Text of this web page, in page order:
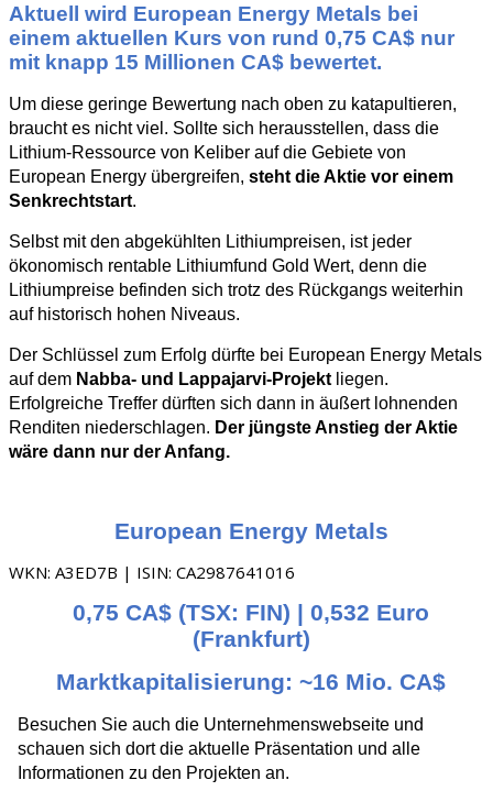
Aktuell wird European Energy Metals bei
einem aktuellen Kurs von rund 0,75 CA$ nur
mit knapp 15 Millionen CA$ bewertet.
Um diese geringe Bewertung nach oben zu katapultieren,
braucht es nicht viel. Sollte sich herausstellen, dass die
Lithium-Ressource von Keliber auf die Gebiete von
European Energy übergreifen, steht die Aktie vor einem
Senkrechtstart.
Selbst mit den abgekühlten Lithiumpreisen, ist jeder
ökonomisch rentable Lithiumfund Gold Wert, denn die
Lithiumpreise befinden sich trotz des Rückgangs weiterhin
auf historisch hohen Niveaus.
Der Schlüssel zum Erfolg dürfte bei European Energy Metals
auf dem Nabba- und Lappajarvi-Projekt liegen.
Erfolgreiche Treffer dürften sich dann in äußert lohnenden
Renditen niederschlagen. Der jüngste Anstieg der Aktie
wäre dann nur der Anfang.
European Energy Metals
WKN: A3ED7B | ISIN: CA2987641016
0,75 CA$ (TSX: FIN) | 0,532 Euro
(Frankfurt)
Marktkapitalisierung: ~16 Mio. CA$
Besuchen Sie auch die Unternehmenswebseite und
schauen sich dort die aktuelle Präsentation und alle
Informationen zu den Projekten an.